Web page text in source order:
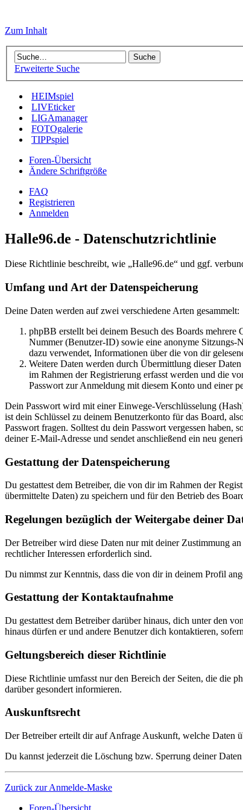
Zum Inhalt
Erweiterte Suche
HEIMspiel
LIVEticker
LIGAmanager
FOTOgalerie
TIPPspiel
Foren-Übersicht
Ändere Schriftgröße
FAQ
Registrieren
Anmelden
Halle96.de - Datenschutzrichtlinie
Diese Richtlinie beschreibt, wie „Halle96.de“ und ggf.
Umfang und Art der Datenspeicherung
Deine Daten werden auf zwei verschiedene Arten gesammelt:
phpBB erstellt bei deinem Besuch des Boards
Nummer (Benutzer-ID) sowie eine anonyme
dazu verwendet, Informationen über die von dir
Weitere Daten werden durch Übermittlung dieser
im Rahmen der Registrierung erfasst werden und die
Passwort zur Anmeldung mit diesem Konto und einer
Dein Passwort wird mit einer Einwege-Verschlüsselung
ist dein Schlüssel zu deinem Benutzerkonto für das Board,
Passwort fragen. Solltest du dein Passwort vergessen
deiner E-Mail-Adresse und sendet anschließend ein neu
Gestattung der Datenspeicherung
Du gestattest dem Betreiber, die von dir im Rahmen der
übermittelte Daten) zu speichern und für den Betrieb des
Regelungen bezüglich der Weitergabe deiner
Der Betreiber wird diese Daten nur mit deiner Zustimmung
rechtlicher Interessen erforderlich sind.
Du nimmst zur Kenntnis, dass die von dir in deinem Profil
Gestattung der Kontaktaufnahme
Du gestattest dem Betreiber darüber hinaus, dich unter den
hinaus dürfen er und andere Benutzer dich kontaktieren,
Geltungsbereich dieser Richtlinie
Diese Richtlinie umfasst nur den Bereich der Seiten, die die
darüber gesondert informieren.
Auskunftsrecht
Der Betreiber erteilt dir auf Anfrage Auskunft, welche Daten
Du kannst jederzeit die Löschung bzw. Sperrung deiner
Zurück zur Anmelde-Maske
Foren-Übersicht